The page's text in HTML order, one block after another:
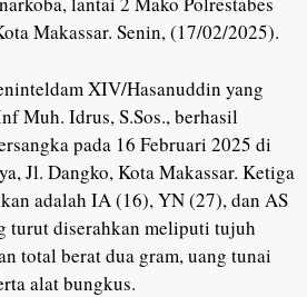
Makassar. Senin, (17/02/2025).
XIV/Hasanuddin yang
Muh. Idrus, S.Sos., berhasil
pada 16 Februari 2025 di
Jl. Dangko, Kota Makassar. Ketiga
adalah IA (16), YN (27), dan AS
turut diserahkan meliputi tujuh
total berat dua gram, uang tunai
alat bungkus.